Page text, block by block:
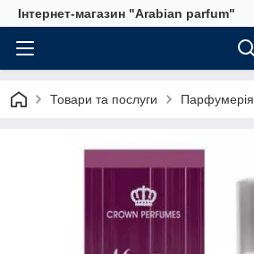
Інтернет-магазин "Arabian parfum"
Товари та послуги Парфумерія